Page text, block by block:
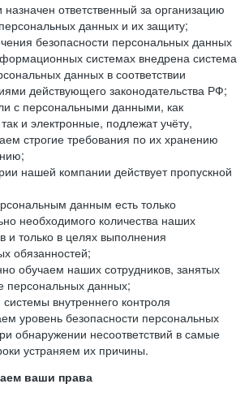
ответственный за организацию
данных и их защиту;
безопасности персональных данных
системах внедрена система
данных в соответствии
действующего законодательства РФ;
с персональными данными, как
и электронные, подлежат учёту,
строгие требования по их хранению
нашей компании действует пропускной
данным есть только
необходимого количества наших
и только в целях выполнения
обязанностей;
обучаем наших сотрудников, занятых
персональных данных;
внутреннего контроля
уровень безопасности персональных
обнаружении несоответствий в самые
устраняем их причины.
ваши права